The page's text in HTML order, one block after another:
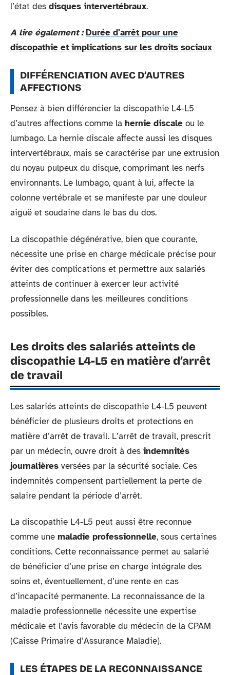
l’état des disques intervertébraux.
A lire également : Durée d'arrêt pour une
discopathie et implications sur les droits sociaux
DIFFÉRENCIATION AVEC D’AUTRES
AFFECTIONS
Pensez à bien différencier la discopathie L4-L5
d’autres affections comme la hernie discale ou le
lumbago. La hernie discale affecte aussi les disques
intervertébraux, mais se caractérise par une extrusion
du noyau pulpeux du disque, comprimant les nerfs
environnants. Le lumbago, quant à lui, affecte la
colonne vertébrale et se manifeste par une douleur
aiguë et soudaine dans le bas du dos.
La discopathie dégénérative, bien que courante,
nécessite une prise en charge médicale précise pour
éviter des complications et permettre aux salariés
atteints de continuer à exercer leur activité
professionnelle dans les meilleures conditions
possibles.
Les droits des salariés atteints de
discopathie L4-L5 en matière d’arrêt
de travail
Les salariés atteints de discopathie L4-L5 peuvent
bénéficier de plusieurs droits et protections en
matière d’arrêt de travail. L’arrêt de travail, prescrit
par un médecin, ouvre droit à des indemnités
journalières versées par la sécurité sociale. Ces
indemnités compensent partiellement la perte de
salaire pendant la période d’arrêt.
La discopathie L4-L5 peut aussi être reconnue
comme une maladie professionnelle, sous certaines
conditions. Cette reconnaissance permet au salarié
de bénéficier d’une prise en charge intégrale des
soins et, éventuellement, d’une rente en cas
d’incapacité permanente. La reconnaissance de la
maladie professionnelle nécessite une expertise
médicale et l’avis favorable du médecin de la CPAM
(Caisse Primaire d’Assurance Maladie).
LES ÉTAPES DE LA RECONNAISSANCE